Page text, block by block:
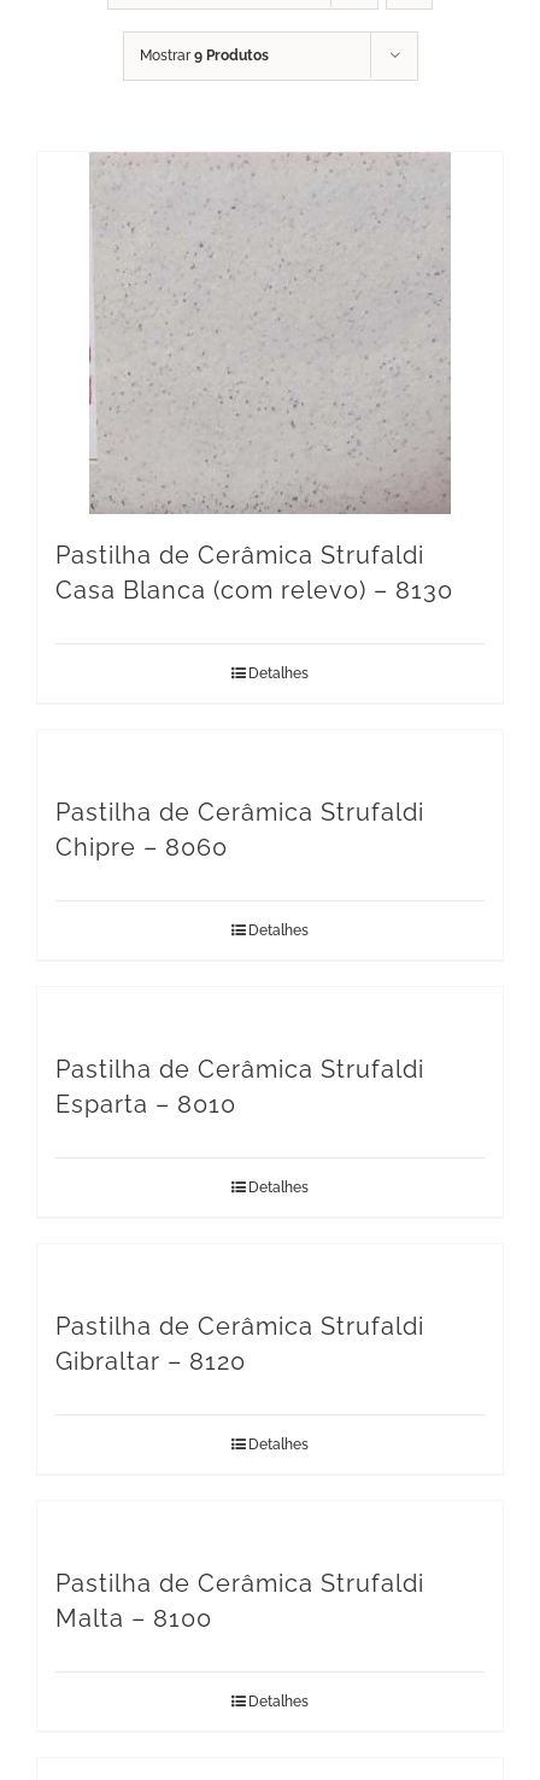
Mostrar9 Produtos
Pastilha de Cerâmica Strufaldi
Casa Blanca (com relevo) – 8130
Detalhes
Pastilha de Cerâmica Strufaldi
Chipre – 8060
Detalhes
Pastilha de Cerâmica Strufaldi
Esparta – 8010
Detalhes
Pastilha de Cerâmica Strufaldi
Gibraltar – 8120
Detalhes
Pastilha de Cerâmica Strufaldi
Malta – 8100
Detalhes